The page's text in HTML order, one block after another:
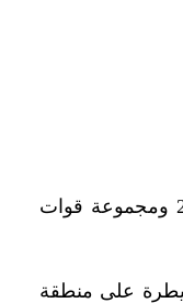
أعلنت وزارة الدفاع الروسية، اليوم الخميس، أن اللواء الـ36 للمشاة الميكانيكي التابع للجيش الـ29 ومجموعة قوات
على منطقة